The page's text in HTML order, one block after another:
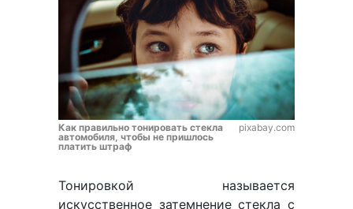
Как правильно тонировать стекла
автомобиля, чтобы не пришлось
платить штраф
pixabay.com
Тонировкой называется
искусственное затемнение стекла с